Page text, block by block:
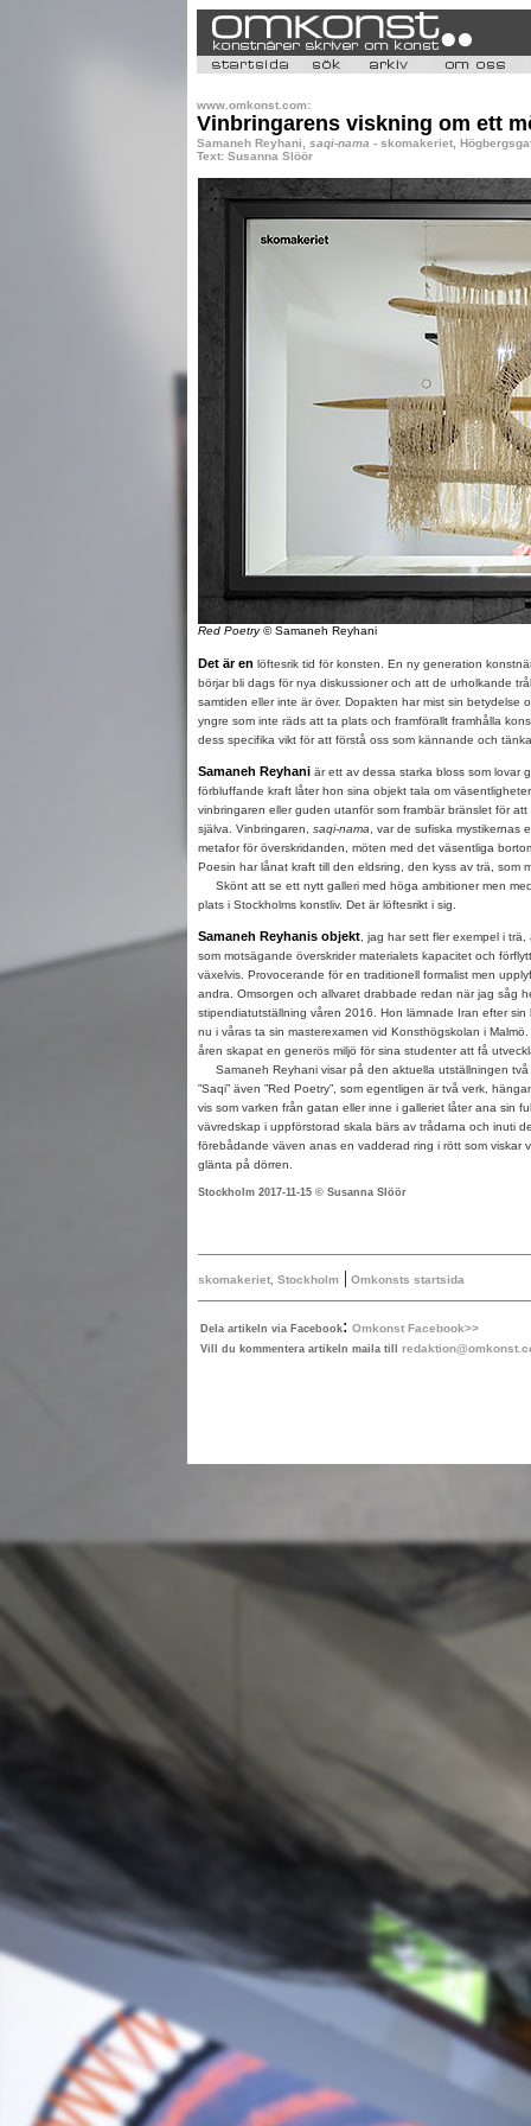
www.omkonst.com:
Vinbringarens viskning om ett
Samaneh Reyhani, saqi-nama - skomakeriet,
Text: Susanna Slöör
Red Poetry© Samaneh Reyhani
Det är en löftesrik tid för konsten. En ny generation
börjar bli dags för nya diskussioner och att de urholkande
samtiden eller inte är över. Dopakten har mist sin betydelse
yngre som inte räds att ta plats och framförallt framhålla
dess specifika vikt för att förstå oss som kännande och
Samaneh Reyhani är ett av dessa starka bloss som lovar
förbluffande kraft låter hon sina objekt tala om
vinbringaren eller guden utanför som frambär bränslet för
själva. Vinbringaren, saqi-nama , var de sufiska mystikernas
metafor för överskridanden, möten med det väsentliga
Poesin har lånat kraft till den eldsring, den kyss av trä, som
Skönt att se ett nytt galleri med höga ambitioner men
plats i Stockholms konstliv. Det är löftesrikt i sig.
Samaneh Reyhanis objekt , jag har sett fler exempel i
som motsägande överskrider materialets kapacitet och
växelvis. Provocerande för en traditionell formalist men
andra. Omsorgen och allvaret drabbade redan när jag såg
stipendiatutställning våren 2016. Hon lämnade Iran efter
nu i våras ta sin masterexamen vid Konsthögskolan i
åren skapat en generös miljö för sina studenter att få
Samaneh Reyhani visar på den aktuella utställningen två
”Saqi” även ”Red Poetry”, som egentligen är två verk,
vis som varken från gatan eller inne i galleriet låter ana sin
vävredskap i uppförstorad skala bärs av trådarna och inuti
förebådande väven anas en vadderad ring i rött som viskar
glänta på dörren.
Stockholm 2017-11-15 © Susanna Slöör
skomakeriet, Stockholm | Omkonsts startsida
Dela artikeln via Facebook: Omkonst Facebook>>
Vill du kommentera artikeln maila till